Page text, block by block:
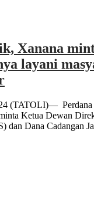
Xanana
layani
(TATOLI)— Perdana
Ketua Dewan
dan Dana Cadangan